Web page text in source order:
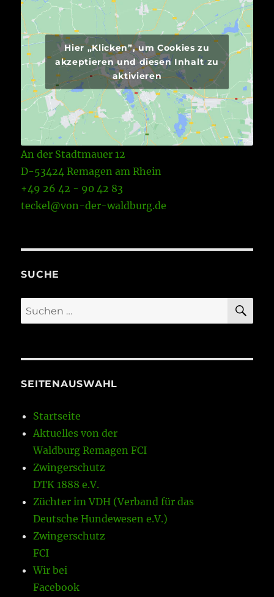
Hier „Klicken”, um Cookies zu
akzeptieren und diesen Inhalt zu
aktivieren
An der Stadtmauer 12
D-53424 Remagen am Rhein
+49 26 42 - 90 42 83
teckel@von-der-waldburg.de
SUCHE
Suchen
nach:
SEITENAUSWAHL
Startseite
Aktuelles von der
Waldburg Remagen FCI
Zwingerschutz
DTK 1888 e.V.
Züchter im VDH (Verband für das
Deutsche Hundewesen e.V.)
Zwingerschutz
FCI
Wir bei
Facebook